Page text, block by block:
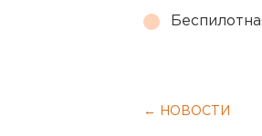
← НОВОСТИ